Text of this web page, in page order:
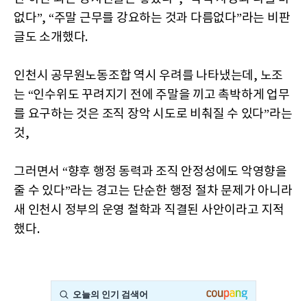
없다”, “주말 근무를 강요하는 것과 다름없다”라는 비판
글도 소개했다.
인천시 공무원노동조합 역시 우려를 나타냈는데, 노조
는 “인수위도 꾸려지기 전에 주말을 끼고 촉박하게 업무
를 요구하는 것은 조직 장악 시도로 비춰질 수 있다”라는
것,
그러면서 “향후 행정 동력과 조직 안정성에도 악영향을
줄 수 있다”라는 경고는 단순한 행정 절차 문제가 아니라
새 인천시 정부의 운영 철학과 직결된 사안이라고 지적
했다.